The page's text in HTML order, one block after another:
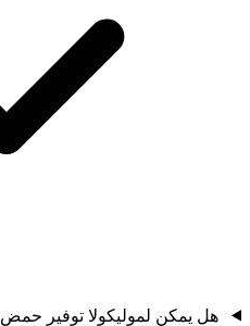
هل يمكن لموليكولا توفير حمض DL-ماليك بالجملة؟